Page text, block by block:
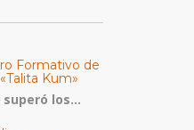
Formativo de
Kum»
los...